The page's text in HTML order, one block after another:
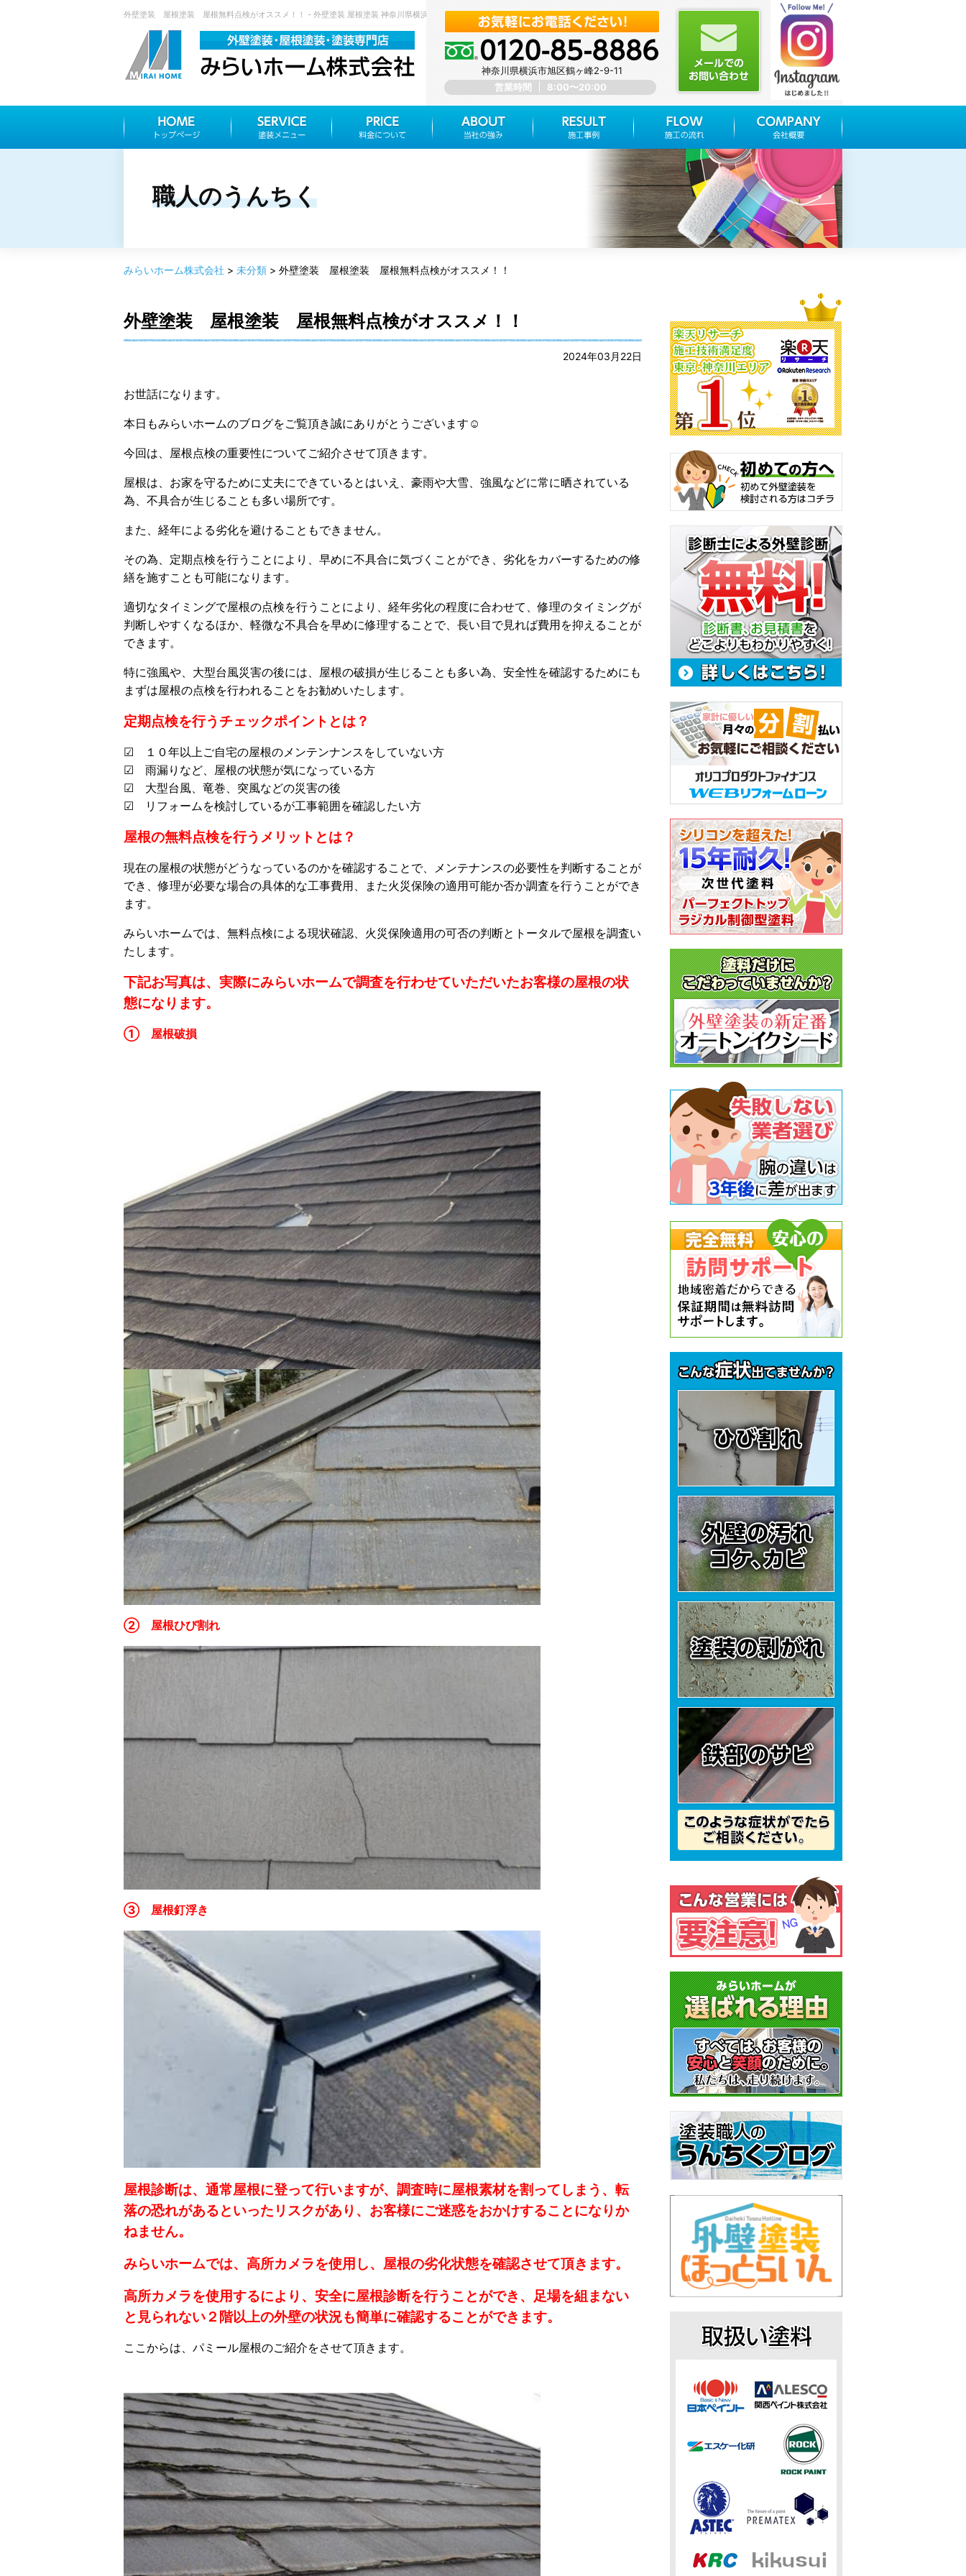
外壁塗装 屋根塗装 屋根無料点検がオススメ！！ - 外壁塗装 屋根塗装 神奈川県横浜市旭区 みらいホーム株式会社
神奈川県横浜市旭区鶴ヶ峰2-9-11
営業時間
8:00〜20:00
職人のうんちく
みらいホーム株式会社 > 未分類 > 外壁塗装 屋根塗装 屋根無料点検がオススメ！！
外壁塗装 屋根塗装 屋根無料点検がオススメ！！
2024年03月22日
お世話になります。
本日もみらいホームのブログをご覧頂き誠にありがとうございます☺
今回は、屋根点検の重要性についてご紹介させて頂きます。
屋根は、お家を守るために丈夫にできているとはいえ、豪雨や大雪、強風などに常に晒されている
為、不具合が生じることも多い場所です。
また、経年による劣化を避けることもできません。
その為、定期点検を行うことにより、早めに不具合に気づくことができ、劣化をカバーするための修
繕を施すことも可能になります。
適切なタイミングで屋根の点検を行うことにより、経年劣化の程度に合わせて、修理のタイミングが
判断しやすくなるほか、軽微な不具合を早めに修理することで、長い目で見れば費用を抑えることが
できます。
特に強風や、大型台風災害の後には、屋根の破損が生じることも多い為、安全性を確認するためにも
まずは屋根の点検を行われることをお勧めいたします。
定期点検を行うチェックポイントとは？
☑ １０年以上ご自宅の屋根のメンテンナンスをしていない方
☑ 雨漏りなど、屋根の状態が気になっている方
☑ 大型台風、竜巻、突風などの災害の後
☑ リフォームを検討しているが工事範囲を確認したい方
屋根の無料点検を行うメリットとは？
現在の屋根の状態がどうなっているのかを確認することで、メンテナンスの必要性を判断することが
でき、修理が必要な場合の具体的な工事費用、また火災保険の適用可能か否か調査を行うことができ
ます。
みらいホームでは、無料点検による現状確認、火災保険適用の可否の判断とトータルで屋根を調査い
たします。
下記お写真は、実際にみらいホームで調査を行わせていただいたお客様の屋根の状
態になります。
① 屋根破損
② 屋根ひび割れ
③ 屋根釘浮き
屋根診断は、通常屋根に登って行いますが、調査時に屋根素材を割ってしまう、転
落の恐れがあるといったリスクがあり、お客様にご迷惑をおかけすることになりか
ねません。
みらいホームでは、高所カメラを使用し、屋根の劣化状態を確認させて頂きます。
高所カメラを使用するにより、安全に屋根診断を行うことができ、足場を組まない
と見られない２階以上の外壁の状況も簡単に確認することができます。
ここからは、パミール屋根のご紹介をさせて頂きます。